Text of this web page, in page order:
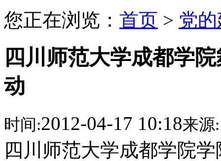
您正在浏览： 首页 > 党
四川师范大学成都学
动
时间:2012-04-17 10:18来源:
四川师范大学成都学院